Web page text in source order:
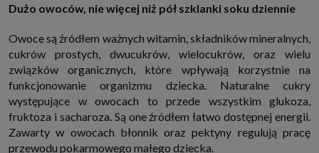
Dużo owoców, nie więcej niż pół szklanki soku dziennie
Owoce są źródłem ważnych witamin, składników mineralnych,
cukrów prostych, dwucukrów, wielocukrów, oraz wielu
związków organicznych, które wpływają korzystnie na
funkcjonowanie organizmu dziecka. Naturalne cukry
występujące w owocach to przede wszystkim glukoza,
fruktoza i sacharoza. Są one źródłem łatwo dostępnej energii.
Zawarty w owocach błonnik oraz pektyny regulują pracę
przewodu pokarmowego małego dziecka.